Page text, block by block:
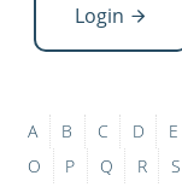
Login
A B C D E
O
P Q R S